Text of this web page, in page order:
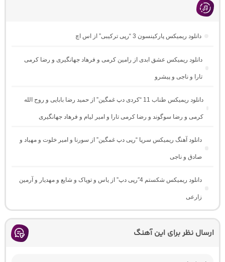
دانلود ریمیکس پارکینسون 3 “رپی ترکیبی” از اس اچ
دانلود ریمیکس عشق ابدی از رامین کرمی و فرهاد جهانگیری و رضا کرمی
تارا و ناجی و پیشرو
دانلود ریمیکس طناب 11 “کردی دپ غمگین” از حمید رضا بابایی و روح الله
کرمی و رضا سوگوند و رضا کرمی تارا و امیر لیام و فرهاد جهانگیری
دانلود آهنگ ریمیکس سرپا “رپی دپ غمگین” از سورنا و امیر خلوت و مهیاد و
صادق و ناجی
دانلود ریمیکس شکستم 4″رپی دپ” از یاس و توپاک و شایع و مهدیار و آرمین
زارعی
ارسال نظر برای این آهنگ